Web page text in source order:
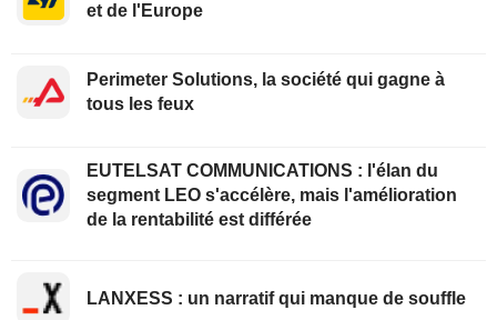
et de l'Europe
Perimeter Solutions, la société qui gagne à
tous les feux
EUTELSAT COMMUNICATIONS : l'élan du
segment LEO s'accélère, mais l'amélioration
de la rentabilité est différée
LANXESS : un narratif qui manque de souffle